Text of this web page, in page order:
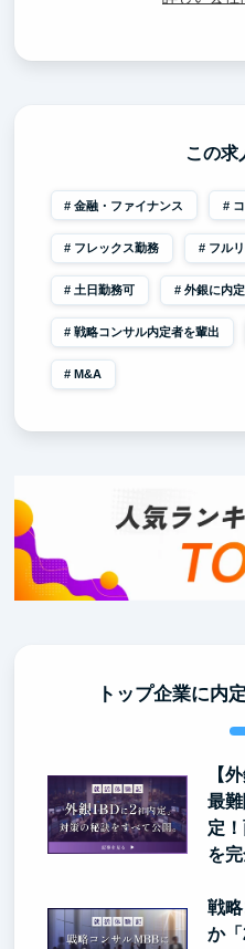
この求
金融・ファイナンス
フレックス勤務 フル
土日勤務可 外銀に内
戦略コンサル内定者を輩出
M&A
トップ企業に内
【
最
定
を完
戦
か